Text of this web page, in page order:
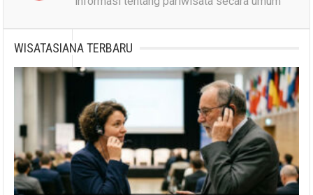
WISATASIANA TERBARU